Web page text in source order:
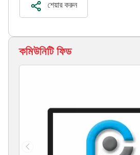
শেয়ার করুন
কমিউনিটি ফিড